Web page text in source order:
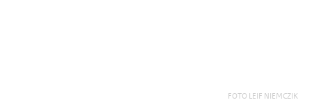
FOTO LEIF NIEMCZIK